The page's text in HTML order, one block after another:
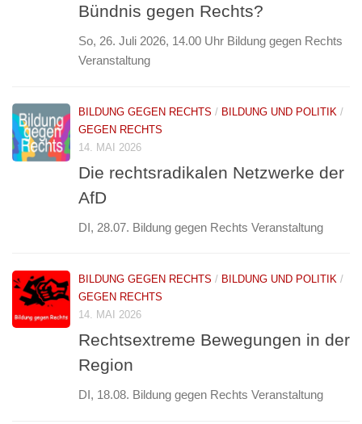
Bündnis gegen Rechts?
So, 26. Juli 2026, 14.00 Uhr Bildung gegen Rechts
Veranstaltung
BILDUNG GEGEN RECHTS / BILDUNG UND POLITIK /
GEGEN RECHTS
14. MAI 2026
Die rechtsradikalen Netzwerke der
AfD
DI, 28.07. Bildung gegen Rechts Veranstaltung
BILDUNG GEGEN RECHTS / BILDUNG UND POLITIK /
GEGEN RECHTS
14. MAI 2026
Rechtsextreme Bewegungen in der
Region
DI, 18.08. Bildung gegen Rechts Veranstaltung